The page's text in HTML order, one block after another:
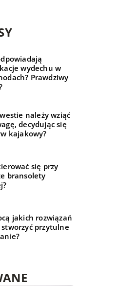
wydechu w
Prawdziwy
należy wziąć
decydując się
kajakowy?
się przy
bransolety
jakich rozwiązań
stworzyć przytulne